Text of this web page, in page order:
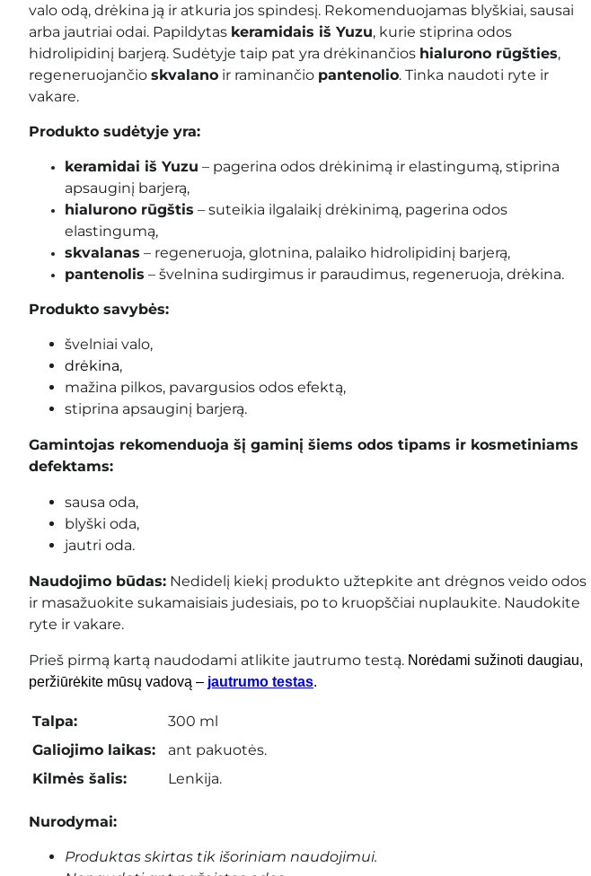
valo odą, drėkina ją ir atkuria jos spindesį. Rekomenduojamas blyškiai, sausai
arba jautriai odai. Papildytas keramidais iš Yuzu, kurie stiprina odos
hidrolipidinį barjerą. Sudėtyje taip pat yra drėkinančios hialurono rūgšties,
regeneruojančio skvalano ir raminančio pantenolio. Tinka naudoti ryte ir
vakare.
Produkto sudėtyje yra:
keramidai iš Yuzu – pagerina odos drėkinimą ir elastingumą, stiprina
apsauginį barjerą,
hialurono rūgštis – suteikia ilgalaikį drėkinimą, pagerina odos
elastingumą,
skvalanas – regeneruoja, glotnina, palaiko hidrolipidinį barjerą,
pantenolis – švelnina sudirgimus ir paraudimus, regeneruoja, drėkina.
Produkto savybės:
švelniai valo,
drėkina,
mažina pilkos, pavargusios odos efektą,
stiprina apsauginį barjerą.
Gamintojas rekomenduoja šį gaminį šiems odos tipams ir kosmetiniams
defektams:
sausa oda,
blyški oda,
jautri oda.
Naudojimo būdas: Nedidelį kiekį produkto užtepkite ant drėgnos veido odos
ir masažuokite sukamaisiais judesiais, po to kruopščiai nuplaukite. Naudokite
ryte ir vakare.
Prieš pirmą kartą naudodami atlikite jautrumo testą. Norėdami sužinoti daugiau,
peržiūrėkite mūsų vadovą – jautrumo testas.
Talpa:
300 ml
Galiojimo laikas:
ant pakuotės.
Kilmės šalis:
Lenkija.
Nurodymai:
Produktas skirtas tik išoriniam naudojimui.